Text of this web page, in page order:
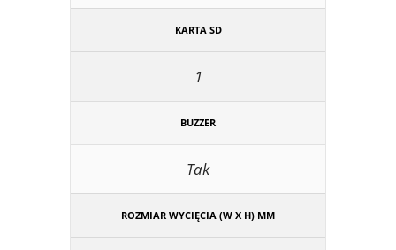
KARTA SD
1
BUZZER
Tak
ROZMIAR WYCIĘCIA (W X H) MM